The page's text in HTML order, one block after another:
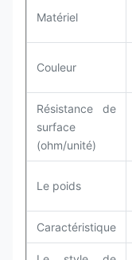
Matériel
Couleur
Résistance de
surface
(ohm/unité)
Le poids
Caractéristique